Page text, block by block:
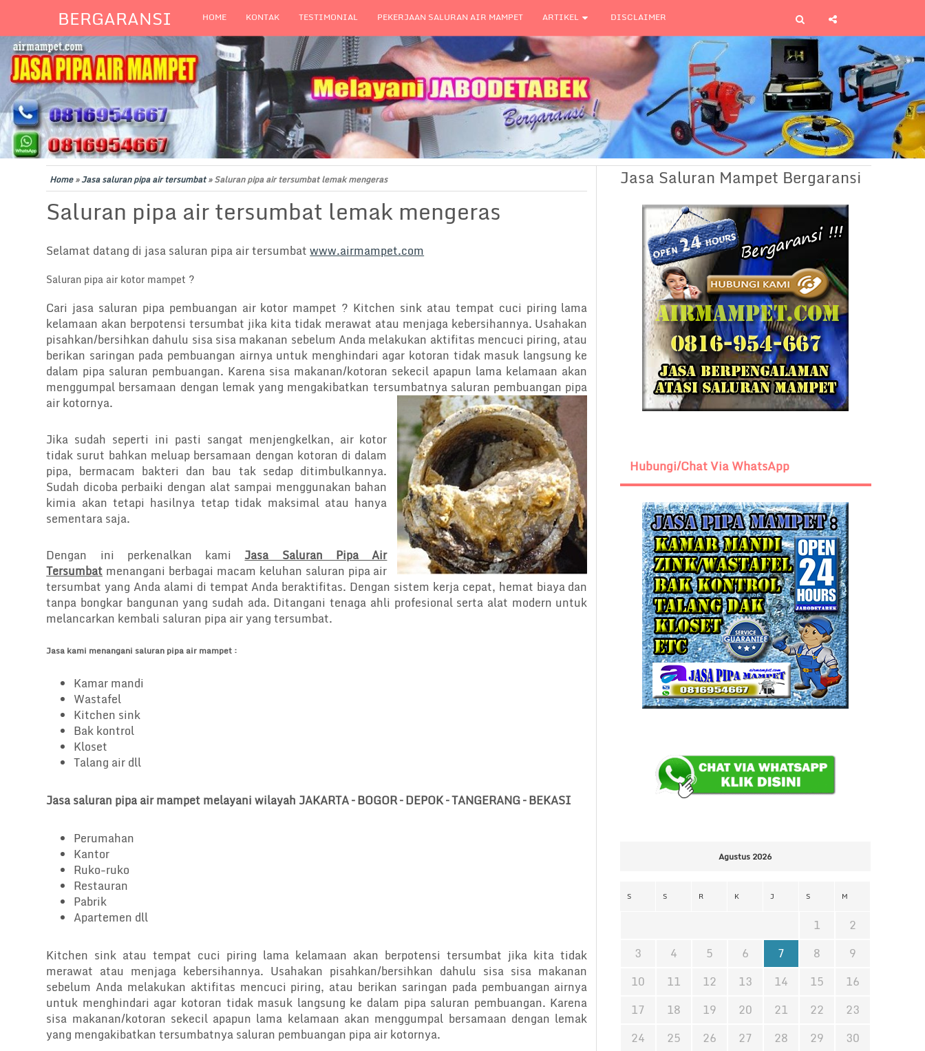
BERGARANSI HOME KONTAK TESTIMONIAL PEKERJAAN SALURAN AIR MAMPET ARTIKEL DISCLAIMER
Home»Jasa saluran pipa air tersumbat»Saluran pipa air tersumbat lemak mengeras
Saluran pipa air tersumbat lemak mengeras
Selamat datang di jasa saluran pipa air tersumbatwww.airmampet.com
Saluran pipa air kotor mampet ?
Cari jasa saluran pipa pembuangan air kotor mampet ? Kitchen sink atau tempat cuci piring lama
kelamaan akan berpotensi tersumbat jika kita tidak merawat atau menjaga kebersihannya. Usahakan
pisahkan/bersihkan dahulu sisa sisa makanan sebelum Anda melakukan aktifitas mencuci piring, atau
berikan saringan pada pembuangan airnya untuk menghindari agar kotoran tidak masuk langsung ke
dalam pipa saluran pembuangan. Karena sisa makanan/kotoran sekecil apapun lama kelamaan akan
menggumpal bersamaan dengan lemak yang mengakibatkan tersumbatnya saluran pembuangan pipa
air kotornya.
Jika sudah seperti ini pasti sangat menjengkelkan, air kotor
tidak surut bahkan meluap bersamaan dengan kotoran di dalam
pipa, bermacam bakteri dan bau tak sedap ditimbulkannya.
Sudah dicoba perbaiki dengan alat sampai menggunakan bahan
kimia akan tetapi hasilnya tetap tidak maksimal atau hanya
sementara saja.
Dengan ini perkenalkan kami Jasa Saluran Pipa Air
Tersumbat menangani berbagai macam keluhan saluran pipa air
tersumbat yang Anda alami di tempat Anda beraktifitas. Dengan sistem kerja cepat, hemat biaya dan
tanpa bongkar bangunan yang sudah ada. Ditangani tenaga ahli profesional serta alat modern untuk
melancarkan kembali saluran pipa air yang tersumbat.
Jasa kami menangani saluran pipa air mampet :
Kamar mandi
Wastafel
Kitchen sink
Bak kontrol
Kloset
Talang air dll
Jasa saluran pipa air mampet melayani wilayah JAKARTA – BOGOR – DEPOK – TANGERANG – BEKASI
Perumahan
Kantor
Ruko-ruko
Restauran
Pabrik
Apartemen dll
Kitchen sink atau tempat cuci piring lama kelamaan akan berpotensi tersumbat jika kita tidak
merawat atau menjaga kebersihannya. Usahakan pisahkan/bersihkan dahulu sisa sisa makanan
sebelum Anda melakukan aktifitas mencuci piring, atau berikan saringan pada pembuangan airnya
untuk menghindari agar kotoran tidak masuk langsung ke dalam pipa saluran pembuangan. Karena
sisa makanan/kotoran sekecil apapun lama kelamaan akan menggumpal bersamaan dengan lemak
yang mengakibatkan tersumbatnya saluran pembuangan pipa air kotornya.
Jasa Saluran Mampet Bergaransi
Hubungi/Chat Via WhatsApp
Agustus 2026
S S R K J S M
1
2
3
4 5 6 7 8
9
10
11 12 13 14 15
16
17
18 19 20 21 22
23
24
25 26 27 28 29
30